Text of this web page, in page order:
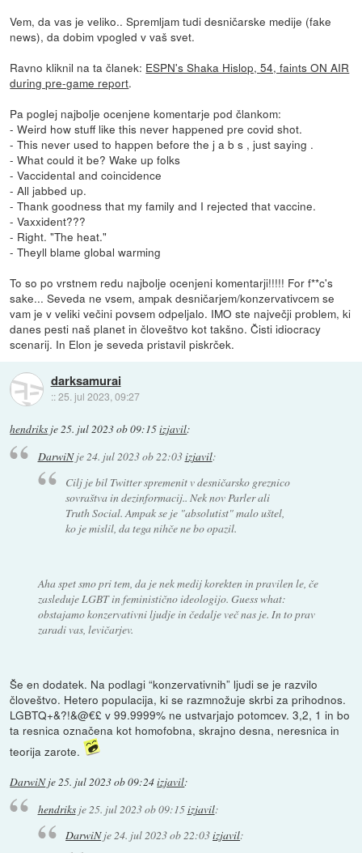
Vem, da vas je veliko.. Spremljam tudi desničarske medije (fake
news), da dobim vpogled v vaš svet.
Ravno kliknil na ta članek: ESPN's Shaka Hislop, 54, faints ON AIR
during pre-game report.
Pa poglej najbolje ocenjene komentarje pod člankom:
- Weird how stuff like this never happened pre covid shot.
- This never used to happen before the j a b s , just saying .
- What could it be? Wake up folks
- Vaccidental and coincidence
- All jabbed up.
- Thank goodness that my family and I rejected that vaccine.
- Vaxxident???
- Right. "The heat."
- Theyll blame global warming
To so po vrstnem redu najbolje ocenjeni komentarji!!!!! For f**c's
sake... Seveda ne vsem, ampak desničarjem/konzervativcem se
vam je v veliki večini povsem odpeljalo. IMO ste največji problem, ki
danes pesti naš planet in človeštvo kot takšno. Čisti idiocracy
scenarij. In Elon je seveda pristavil piskrček.
darksamurai
::25. jul 2023, 09:27
hendriks je25. jul 2023 ob 09:15izjavil:
DarwiNje 24. jul 2023 ob 22:03izjavil:
Cilj je bil Twitter spremenit v desničarsko greznico
sovraštva in dezinformacij.. Nek nov Parler ali
Truth Social. Ampak se je "absolutist" malo uštel,
ko je mislil, da tega nihče ne bo opazil.
Aha spet smo pri tem, da je nek medij korekten in pravilen le, če
zasleduje LGBT in feministično ideologijo. Guess what:
obstajamo konzervativni ljudje in čedalje več nas je. In to prav
zaradi vas, levičarjev.
Še en dodatek. Na podlagi “konzervativnih” ljudi se je razvilo
človeštvo. Hetero populacija, ki se razmnožuje skrbi za prihodnos.
LGBTQ+&?!&@€£ v 99.9999% ne ustvarjajo potomcev. 3,2, 1 in bo
ta resnica označena kot homofobna, skrajno desna, neresnica in
teorija zarote.
DarwiNje25. jul 2023 ob 09:24izjavil:
hendriksje 25. jul 2023 ob 09:15izjavil:
DarwiNje24. jul 2023 ob 22:03izjavil: